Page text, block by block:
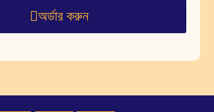
অর্ডার করুন